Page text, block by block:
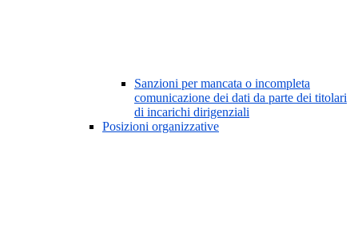
Sanzioni per mancata o incompleta
comunicazione dei dati da parte dei titolari
di incarichi dirigenziali
Posizioni organizzative